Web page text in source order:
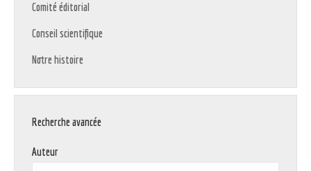
Comité éditorial
Conseil scientifique
Notre histoire
Recherche avancée
Auteur